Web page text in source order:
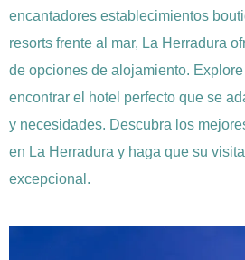
encantadores establecimientos
resorts frente al mar, La Herradura
de opciones de alojamiento.
encontrar el hotel perfecto que se
y necesidades. Descubra los
en La Herradura y haga que su
excepcional.